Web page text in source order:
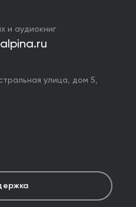
и аудиокниг
улица, дом 5,